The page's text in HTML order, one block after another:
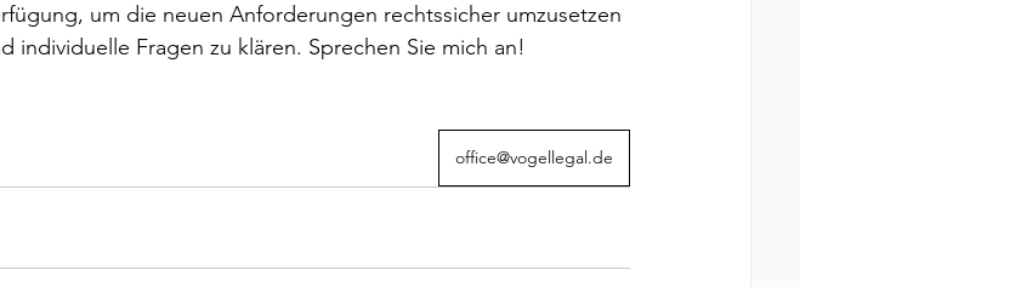
um die neuen Anforderungen rechtssicher umzusetzen
individuelle Fragen zu klären. Sprechen Sie mich an!
office@vogellegal.de